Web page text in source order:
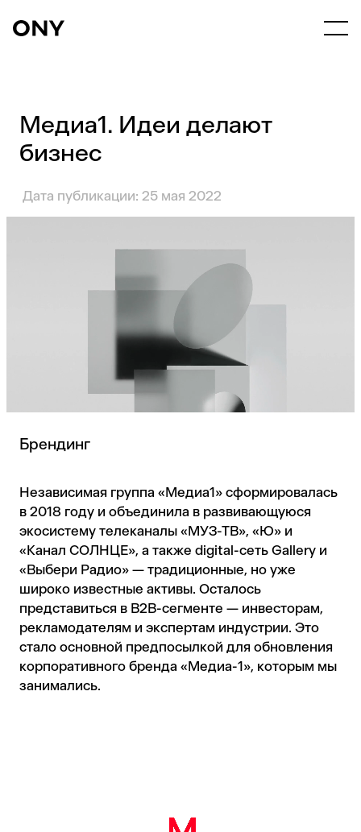
Медиа1. Идеи делают
бизнес
Дата публикации: 25 мая 2022
Брендинг
Независимая группа «Медиа1» сформировалась
в 2018 году и объединила в развивающуюся
экосистему телеканалы «МУЗ-ТВ», «Ю» и
«Канал СОЛНЦЕ», а также digital-сеть Gallery и
«Выбери Радио» — традиционные, но уже
широко известные активы. Осталось
представиться в B2B-сегменте — инвесторам,
рекламодателям и экспертам индустрии. Это
стало основной предпосылкой для обновления
корпоративного бренда «Медиа-1», которым мы
занимались.